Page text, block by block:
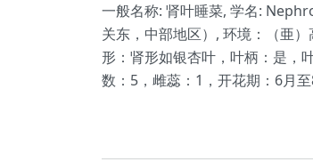
一般名称: 肾叶睡菜, 学名:
关东，中部地区）, 环境：（亜
形：肾形如银杏叶，叶柄：是，
数：5，雌蕊：1，开花期：6月至